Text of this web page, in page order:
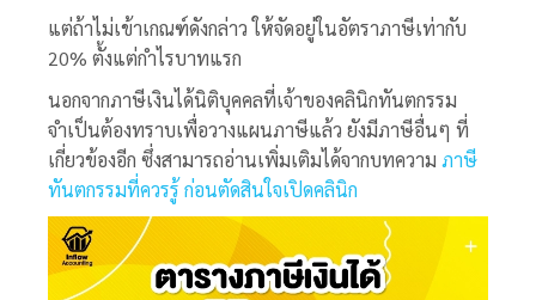
แต่ถ้าไม่เข้าเกณฑ์ดังกล่าว ให้จัดอยู่ในอัตราภาษีเท่ากับ
20% ตั้งแต่กำไรบาทแรก
นอกจากภาษีเงินได้นิติบุคคลที่เจ้าของคลินิกทันตกรรม
จำเป็นต้องทราบเพื่อวางแผนภาษีแล้ว ยังมีภาษีอื่นๆ ที่
เกี่ยวข้องอีก ซึ่งสามารถอ่านเพิ่มเติมได้จากบทความ ภาษี
ทันตกรรมที่ควรรู้ ก่อนตัดสินใจเปิดคลินิก